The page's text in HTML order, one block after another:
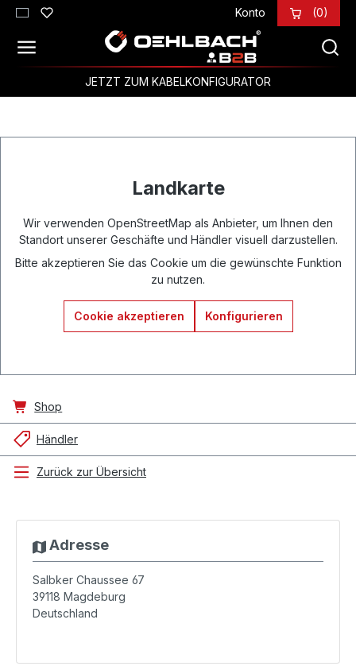
Zum Hauptinhalt springen Konto (0)
JETZT ZUM KABELKONFIGURATOR
Landkarte
Wir verwenden OpenStreetMap als Anbieter, um Ihnen den
Standort unserer Geschäfte und Händler visuell darzustellen.
Bitte akzeptieren Sie das Cookie um die gewünschte Funktion
zu nutzen.
Cookie akzeptieren Konfigurieren
Shop
Händler
Zurück zur Übersicht
Adresse
Salbker Chaussee 67
39118 Magdeburg
Deutschland